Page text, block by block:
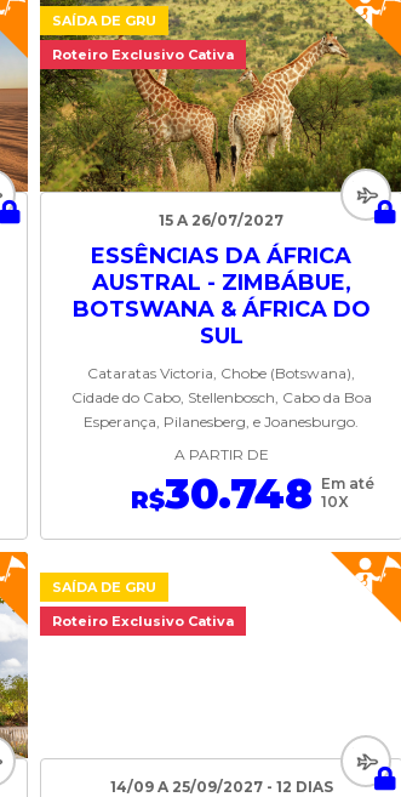
SAÍDA DE GRU
Roteiro Exclusivo Cativa
15 A 26/07/2027
ESSÊNCIAS DA ÁFRICA
AUSTRAL - ZIMBÁBUE,
BOTSWANA & ÁFRICA DO
SUL
Cataratas Victoria, Chobe (Botswana),
Cidade do Cabo, Stellenbosch, Cabo da Boa
Esperança, Pilanesberg, e Joanesburgo.
A PARTIR DE
R$30.748 Em até
10X
SAÍDA DE GRU
Roteiro Exclusivo Cativa
14/09 A 25/09/2027 - 12 DIAS